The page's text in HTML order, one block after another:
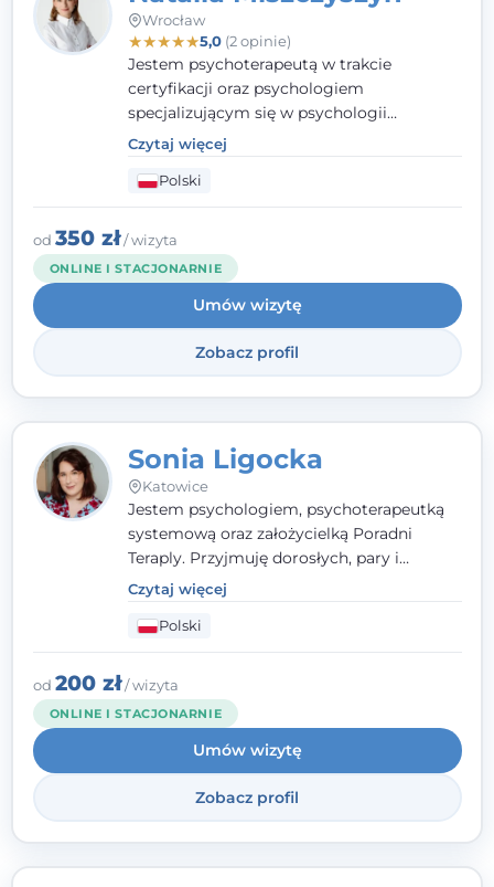
Wrocław
★★★★★5,0(2 opinie)
Jestem psychoterapeutą w trakcie
certyfikacji oraz psychologiem
specjalizującym się w psychologii
klinicznej. Ukończyłam również studia
podyplomowe z Praktycznej Diagnozy
Psychologicznej. Aktywnie uczestniczę w
działalności Polskiego Towarzystwa
Psychiatrycznego oraz Polskiego
Towarzystwa Psychologicznego, a także
jestem członkiem nadzwyczajnym
Wielkopolskiego Towarzystwa Terapii
Systemowej.
Czytaj więcej
Polski
od 350 zł/ wizyta
ONLINE I STACJONARNIE
Umów wizytę
Zobacz profil
Sonia Ligocka
Katowice
Jestem psychologiem, psychoterapeutką
systemową oraz założycielką Poradni
Teraply. Przyjmuję dorosłych, pary i
rodziny, dobierając metody do
indywidualnych zasobów pacjenta. Wierzę
w drzemiące w Tobie zasoby, które
pozwolą Ci wyjść z kryzysu - a jeśli jeszcze
ich nie widzisz, pomogę Ci je odsłonić.
Czytaj więcej
Polski
od 200 zł/ wizyta
ONLINE I STACJONARNIE
Umów wizytę
Zobacz profil